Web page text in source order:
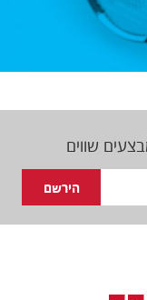
שווים